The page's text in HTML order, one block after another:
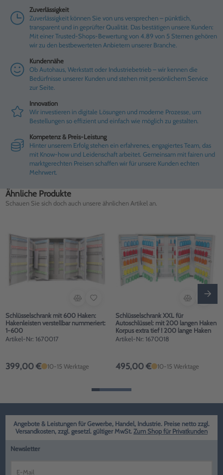
Zuverlässigkeit
Zuverlässigkeit können Sie von uns versprechen – pünktlich,
transparent und in geprüfter Qualität. Das bestätigen unsere Kunden:
Mit einer Trusted-Shops-Bewertung von 4.89 von 5 Sternen gehören
wir zu den bestbewerteten Anbietern unserer Branche.
Kundennähe
Ob Autohaus, Werkstatt oder Industriebetrieb – wir kennen die
Bedürfnisse unserer Kunden und stehen mit persönlichem Service
zur Seite.
Innovation
Wir investieren in digitale Lösungen und moderne Prozesse, um
Bestellungen so effizient und einfach wie möglich zu gestalten.
Kompetenz & Preis-Leistung
Hinter unserem Erfolg stehen ein erfahrenes, engagiertes Team, das
mit Know-how und Leidenschaft arbeitet. Gemeinsam mit fairen und
marktgerechten Preisen schaffen wir für unsere Kunden echten
Mehrwert.
Ähnliche Produkte
Schauen Sie sich doch auch unsere ähnlichen Artikel an.
Schlüsselschrank mit 600 Haken:
Hakenleisten verstellbar nummeriert:
1-600
Artikel-Nr: 1670017
399,00 € 10-15 Werktage
Schlüsselschrank XXL für
Autoschlüssel: mit 200 langen Haken
Korpus extra tief ! 200 lange Haken
Artikel-Nr: 1670018
495,00 € 10-15 Werktage
Angebote & Leistungen für Gewerbe, Handel, Industrie. Preise netto zzgl.
Versandkosten, zzgl. gesetzl. gültiger MwSt. Zum Shop für Privatkunden
Newsletter